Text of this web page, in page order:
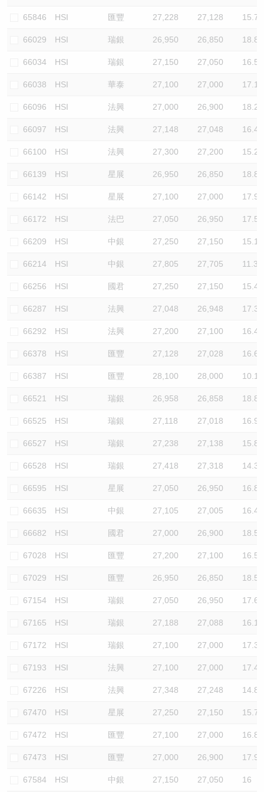
65846 HSI 匯豐 27,228 27,128 15.7
66029 HSI 瑞銀 26,950 26,850 18.8
66034 HSI 瑞銀 27,150 27,050 16.5
66038 HSI 華泰 27,100 27,000 17.1
66096 HSI 法興 27,000 26,900 18.2
66097 HSI 法興 27,148 27,048 16.4
66100 HSI 法興 27,300 27,200 15.2
66139 HSI 星展 26,950 26,850 18.8
66142 HSI 星展 27,100 27,000 17.9
66172 HSI 法巴 27,050 26,950 17.5
66209 HSI 中銀 27,250 27,150 15.1
66214 HSI 中銀 27,805 27,705 11.3
66256 HSI 國君 27,250 27,150 15.4
66287 HSI 法興 27,048 26,948 17.3
66292 HSI 法興 27,200 27,100 16.4
66378 HSI 匯豐 27,128 27,028 16.6
66387 HSI 匯豐 28,100 28,000 10.1
66521 HSI 瑞銀 26,958 26,858 18.8
66525 HSI 瑞銀 27,118 27,018 16.9
66527 HSI 瑞銀 27,238 27,138 15.8
66528 HSI 瑞銀 27,418 27,318 14.3
66595 HSI 星展 27,050 26,950 16.8
66635 HSI 中銀 27,105 27,005 16.4
66682 HSI 國君 27,000 26,900 18.5
67028 HSI 匯豐 27,200 27,100 16.5
67029 HSI 匯豐 26,950 26,850 18.5
67154 HSI 瑞銀 27,050 26,950 17.6
67165 HSI 瑞銀 27,188 27,088 16.1
67172 HSI 瑞銀 27,100 27,000 17.3
67193 HSI 法興 27,100 27,000 17.4
67226 HSI 法興 27,348 27,248 14.8
67470 HSI 星展 27,250 27,150 15.7
67472 HSI 匯豐 27,100 27,000 16.8
67473 HSI 匯豐 27,000 26,900 17.9
67584 HSI 中銀 27,150 27,050 16